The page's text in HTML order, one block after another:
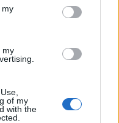
my
my
of my
with the
την οικογένεια